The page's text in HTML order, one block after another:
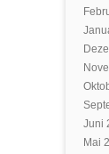
Juni
Mai